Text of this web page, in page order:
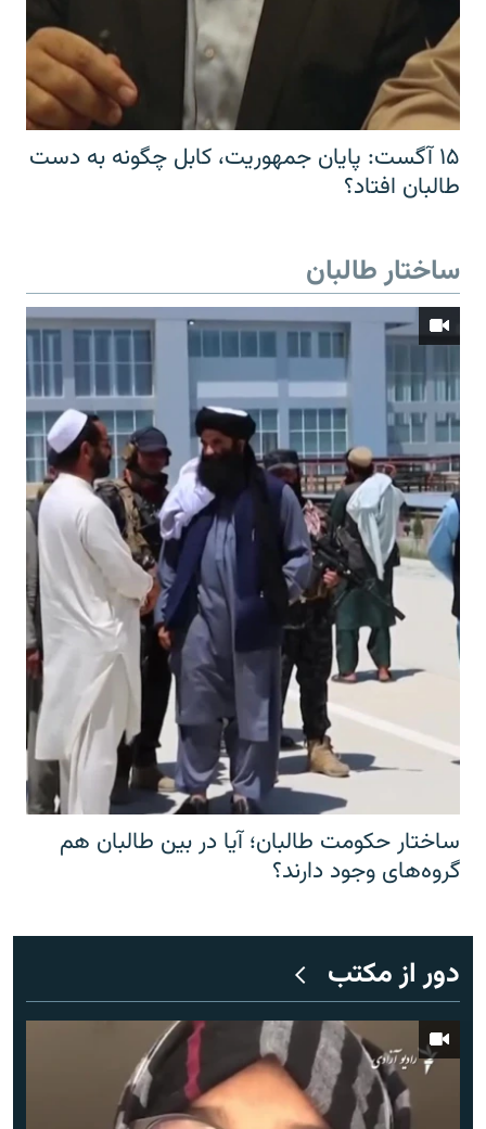
۱۵ آگست: پایان جمهوریت، کابل چگونه به دست
طالبان افتاد؟
ساختار طالبان
ساختار حکومت طالبان؛ آیا در بین طالبان هم
گروه‌های وجود دارند؟
دور از مکتب